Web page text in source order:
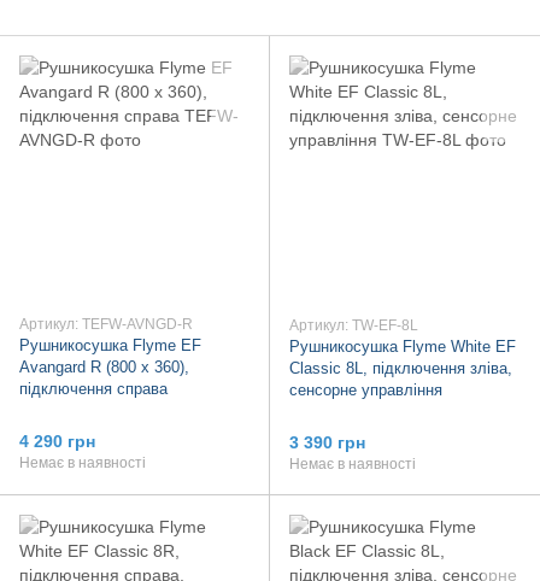
Артикул: TEFW-AVNGD-R
Рушникосушка Flyme EF
Avangard R (800 х 360),
підключення справа
4 290 грн
Немає в наявності
Артикул: TW-EF-8L
Рушникосушка Flyme White EF
Classic 8L, підключення зліва,
сенсорне управління
3 390 грн
Немає в наявності